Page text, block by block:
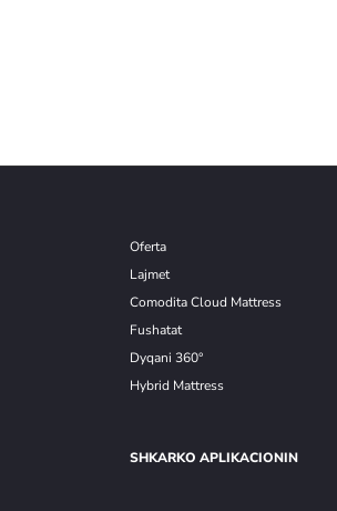
Oferta
Lajmet
Comodita Cloud Mattress
Fushatat
Dyqani 360°
Hybrid Mattress
SHKARKO APLIKACIONIN